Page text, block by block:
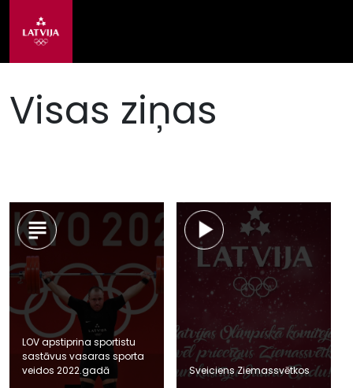
Visas ziņas
LOV apstiprina sportistu
sastāvus vasaras sporta
veidos 2022.gadā
Sveiciens Ziemassvētkos